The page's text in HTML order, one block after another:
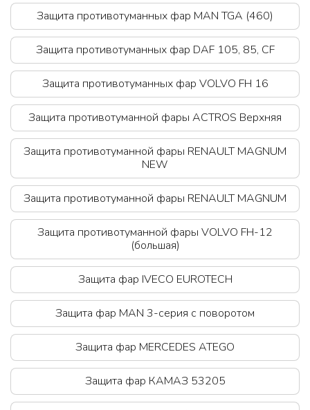
Защита противотуманных фар MAN TGA (460)
Защита противотуманных фар DAF 105, 85, CF
Защита противотуманных фар VOLVO FH 16
Защита противотуманной фары ACTROS Верхняя
Защита противотуманной фары RENAULT MAGNUM
NEW
Защита противотуманной фары RENAULT MAGNUM
Защита противотуманной фары VOLVO FH-12
(большая)
Защита фар IVECO EUROTECH
Защита фар MAN 3-серия с поворотом
Защита фар MERCEDES ATEGO
Защита фар КАМАЗ 53205